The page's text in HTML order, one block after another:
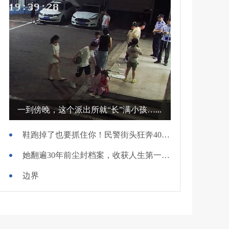
一到傍晚，这个派出所就“长”满小孩…...
鞋跑掉了也要抓住你！民警街头狂奔400米擒贼
她翻遍30年前尘封档案，收获人生第一面锦旗
边界